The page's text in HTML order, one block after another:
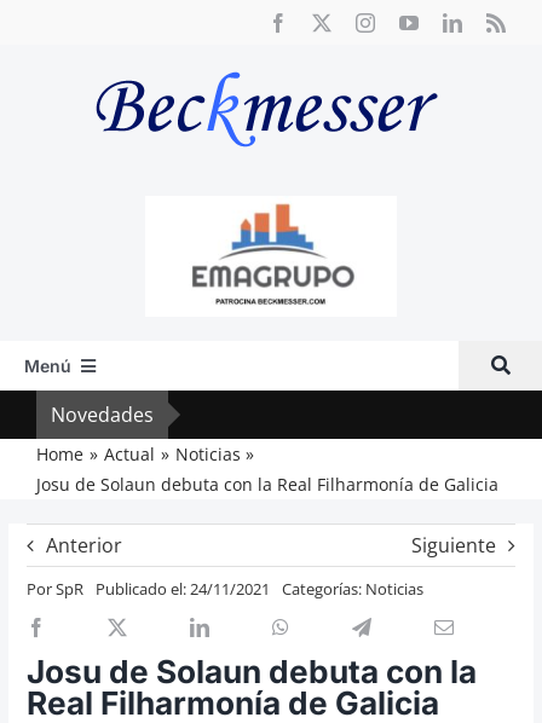
Menú
Inicio
Actual
Artículos
Crítica
Previos de ópera
Cosas de Beckmesser
Novedades
Home Actual
Noticias
Josu de Solaun debuta con la Real Filharmonía de Galicia
Anterior Siguiente
PorSpR Publicado el: 24/11/2021 Categorías: Noticias
Josu de Solaun debuta con la
Real Filharmonía de Galicia